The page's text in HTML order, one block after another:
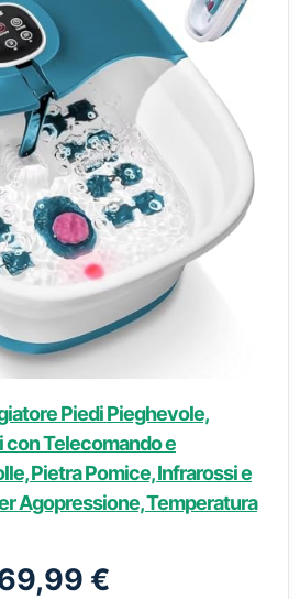
Piedi Pieghevole,
con Telecomando e
Pietra Pomice, Infrarossi e
Agopressione, Temperatura
€